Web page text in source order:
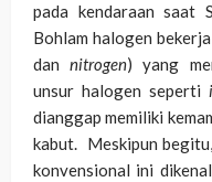
pada kendaraan saat
Bohlam halogen
dannitrogen) yang
unsur halogen seperti
dianggap memiliki
kabut. Meskipun
konvensional ini